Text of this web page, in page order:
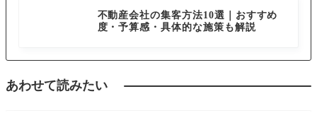
不動産会社の集客方法10選｜おすすめ
度・予算感・具体的な施策も解説
あわせて読みたい